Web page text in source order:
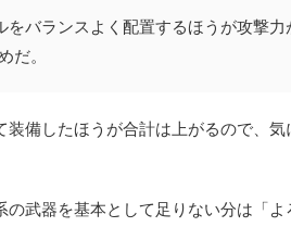
バランスよく配置するほうが攻撃
だ。
備したほうが合計は上がるので、
武器を基本として足りない分は「